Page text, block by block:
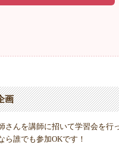
画
さんを講師に招いて学習会を行
ら誰でも参加OKです！